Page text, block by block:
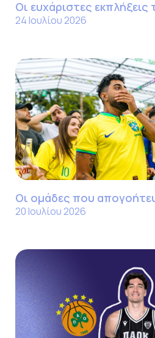
Οι ευχάριστες
24 Ιουλίου 2026
Οι ομάδες που
20 Ιουλίου 2026